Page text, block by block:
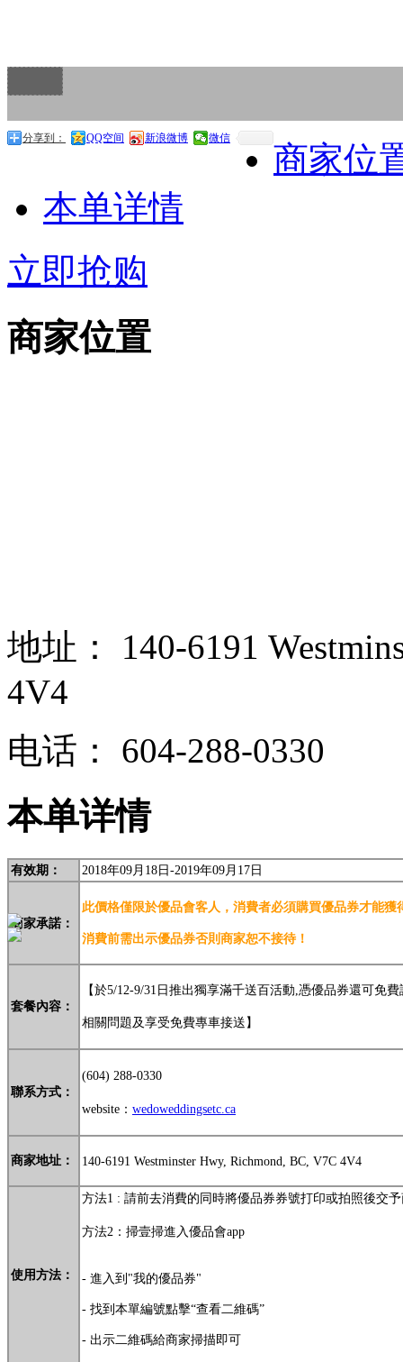
分享到： QQ空间 新浪微博 微信
商家位
本单详情
立即抢购
商家位置
地址：
140-6191
4V4
电话：
604-288-0330
本单详情
有效期： 2018年09月18日-2019年09月17日
商家承諾：
此價格僅限於優品會客人，消費者必須購買優品券才能獲
消費前需出示優品券否則商家恕不接待！
套餐內容：
【於5/12-9/31日推出獨享滿千送百活動,憑優品券還可免
相關問題及享受免費專車接送 】
聯系方式：
(604) 288-0330
website： wedoweddingsetc.ca
商家地址： 140-6191 Westminster Hwy, Richmond, BC, V7C 4V4
使用方法：
方法1 : 請前去消費的同時將優品券券號打印或拍照後交
方法2：掃壹掃進入優品會app
- 進入到"我的優品券"
- 找到本單編號點擊“查看二維碼”
- 出示二維碼給商家掃描即可